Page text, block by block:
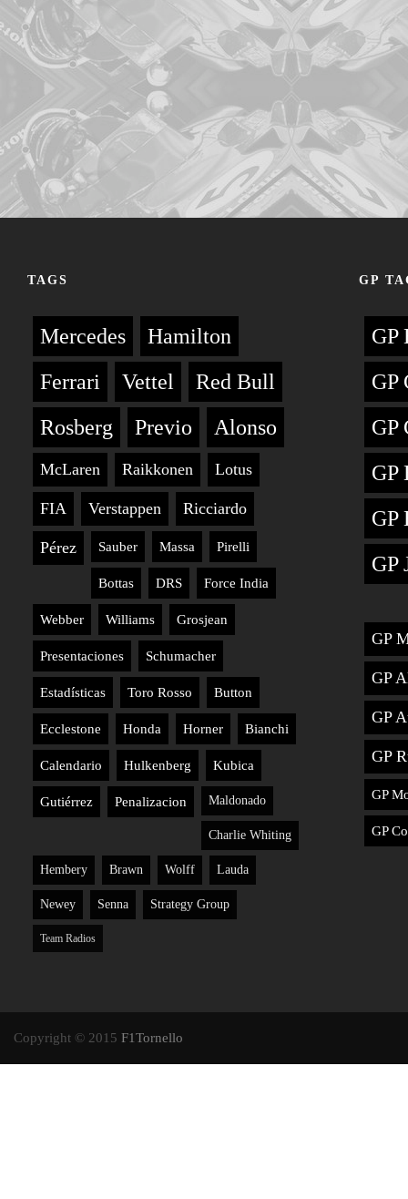
TAGS
Mercedes
Hamilton
Ferrari
Vettel
Red Bull
Rosberg
Previo Alonso
McLaren Raikkonen Lotus
FIA Verstappen Ricciardo
Pérez Sauber Massa Pirelli
Bottas DRS Force India
Webber Williams Grosjean
Presentaciones Schumacher
Estadísticas Toro Rosso Button
Ecclestone Honda Horner Bianchi
Calendario Hulkenberg Kubica
Gutiérrez Penalizacion Maldonado
Charlie Whiting
Hembery Brawn Wolff Lauda
Newey Senna Strategy Group
Team Radios
GP
GP
GP
GP
GP
GP
GP
GP
GP
GP
GP
GP
GP
Copyright © 2015 F1Tornello